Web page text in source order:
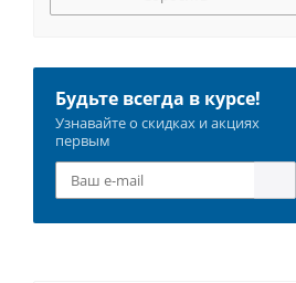
Будьте всегда в курсе!
Узнавайте о скидках и акциях
первым